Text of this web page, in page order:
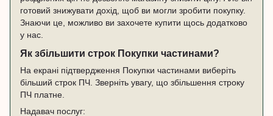
готовий знижувати дохід, щоб ви могли зробити покупку.
Знаючи це, можливо ви захочете купити щось додатково
у нас.
Як збільшити строк Покупки частинами?
На екрані підтвердження Покупки частинами виберіть
більший строк ПЧ. Зверніть увагу, що збільшення строку
ПЧ платне.
Надавач послуг: